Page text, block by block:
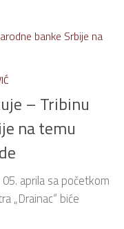
– Tribinu
na temu
aprila sa početkom
„Drainac“ biće